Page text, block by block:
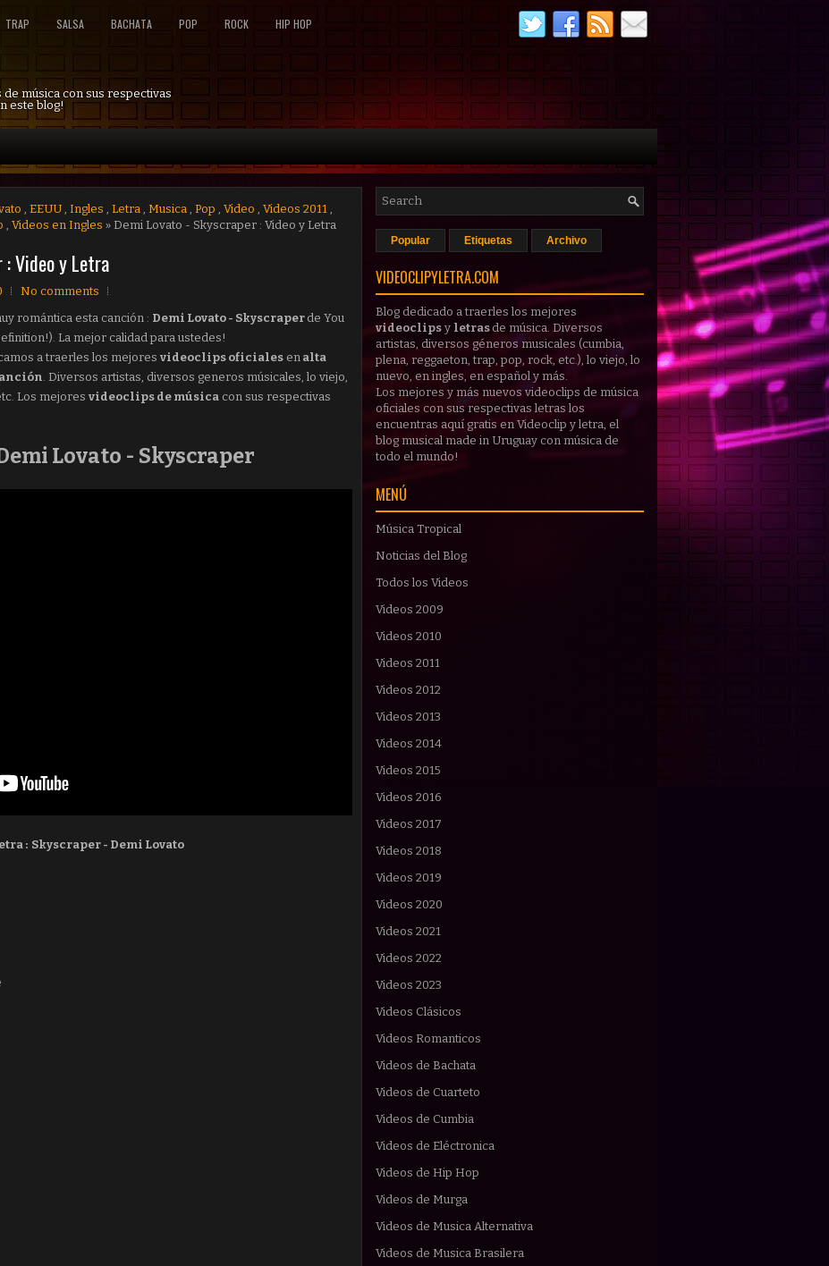
TRAP SALSA BACHATA POP ROCK HIP HOP
música con sus respectivas
este blog!
, EEUU , Ingles , Letra , Musica , Pop , Video , Videos 2011 ,
, Videos en Ingles » Demi Lovato - Skyscraper : Video y Letra
: Video y Letra
No comments
romántica esta canción : Demi Lovato - Skyscraper de You
La mejor calidad para ustedes!
a traerles los mejores videoclips oficiales en alta
. Diversos artistas, diversos generos músicales, lo viejo,
Los mejores videoclips de música con sus respectivas
Lovato - Skyscraper
: Skyscraper - Demi Lovato
Popular Etiquetas Archivo
VIDEOCLIPYLETRA.COM
Blog dedicado a traerles los mejores
videoclips y letras de música. Diversos
artistas, diversos géneros musicales (cumbia,
plena, reggaeton, trap, pop, rock, etc.), lo viejo, lo
nuevo, en ingles, en español y más.
Los mejores y más nuevos videoclips de música
oficiales con sus respectivas letras los
encuentras aquí gratis en Videoclip y letra, el
blog musical made in Uruguay con música de
todo el mundo!
MENÚ
Música Tropical
Noticias del Blog
Todos los Videos
Videos 2009
Videos 2010
Videos 2011
Videos 2012
Videos 2013
Videos 2014
Videos 2015
Videos 2016
Videos 2017
Videos 2018
Videos 2019
Videos 2020
Videos 2021
Videos 2022
Videos 2023
Videos Clásicos
Videos Romanticos
Videos de Bachata
Videos de Cuarteto
Videos de Cumbia
Videos de Eléctronica
Videos de Hip Hop
Videos de Murga
Videos de Musica Alternativa
Videos de Musica Brasilera